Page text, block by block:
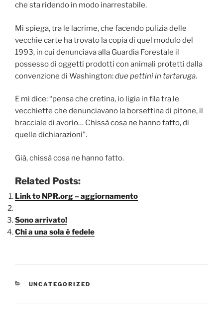
che sta ridendo in modo inarrestabile.
Mi spiega, tra le lacrime, che facendo pulizia delle
vecchie carte ha trovato la copia di quel modulo del
1993, in cui denunciava alla Guardia Forestale il
possesso di oggetti prodotti con animali protetti dalla
convenzione di Washington:due pettini in tartaruga.
E mi dice: “pensa che cretina, io ligia in fila tra le
vecchiette che denunciavano la borsettina di pitone, il
bracciale di avorio… Chissà cosa ne hanno fatto, di
quelle dichiarazioni”.
Già, chissà cosa ne hanno fatto.
Related Posts:
Link to NPR.org – aggiornamento
Sono arrivato!
Chi a una sola è fedele
CATEGORIE
UNCATEGORIZED